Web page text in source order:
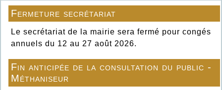
Fermeture secrétariat
Le secrétariat de la mairie sera fermé pour congés
annuels du 12 au 27 août 2026.
Fin anticipée de la consultation du public -
Méthaniseur